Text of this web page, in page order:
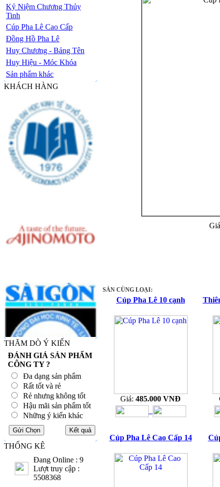
Kỷ Niệm Chương Thủy
Tinh
Cúp Pha Lê Cao Cấp
Đồng Hồ Pha Lê
Huy Chương - Bảng Tên
Huy Hiệu - Móc Khóa
Sản phẩm khác
KHÁCH HÀNG
THĂM DÒ Ý KIẾN
ĐÁNH GIÁ SẢN PHẨM
CÔNG TY ?
Đa dạng sản phẩm
Rất tốt và rẻ
Rẻ nhưng không tốt
Hậu mãi sản phẩm tốt
Những ý kiến khác
THỐNG KÊ
Đang Online : 9
Lượt truy cập :
5508368
SẢN CÙNG LOẠI:
Cúp Pha Lê 10 cạnh
Giá: 485.000 VNĐ
Cúp Pha Lê Cao Cấp 14